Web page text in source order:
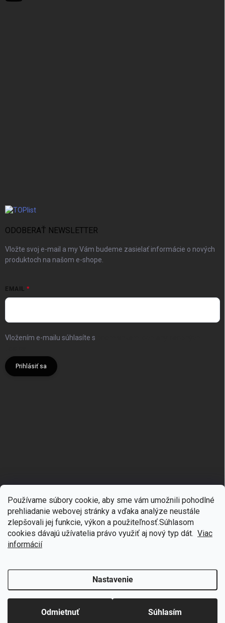
Používame súbory cookie, aby sme vám umožnili pohodlné
prehliadanie webovej stránky a vďaka analýze neustále
zlepšovali jej funkcie, výkon a použiteľnosť.Súhlasom
cookies dávajú užívatelia právo využiť aj nový typ dát. Viac
informácií
Nastavenie
Odmietnuť Súhlasím
ODOBERAŤ NEWSLETTER
Vložte svoj e-mail a my Vám budeme zasielať informácie o nových
produktoch na našom e-shope.
EMAIL
Vložením e-mailu súhlasíte s
Prihlásiť sa
Copyright 2026 mgmoda.sk . Všetky práva vyhradené.Upraviť nastavenie
🎁Získajte 7 % zľavu na prvý nákup
Prihláste sa k odberu noviniek
Chcem zľavu